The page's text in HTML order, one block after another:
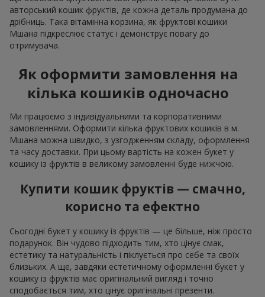
авторський кошик фруктів, де кожна деталь продумана до
дрібниць. Така вітамінна корзина, як фруктові кошики
Мшана підкреслює статус і демонструє повагу до
отримувача.
Як оформити замовлення на
кілька кошиків одночасно
Ми працюємо з індивідуальними та корпоративними
замовленнями. Оформити кілька фруктових кошиків в м.
Мшана можна швидко, з узгодженням складу, оформлення
та часу доставки. При цьому вартість на кожен букет у
кошику із фруктів в великому замовленні буде нижчою.
Купити кошик фруктів — смачно,
корисно та ефектно
Сьогодні букет у кошику із фруктів — це більше, ніж просто
подарунок. Він чудово підходить тим, хто цінує смак,
естетику та натуральність і піклується про себе та своїх
близьких. А ще, завдяки естетичному оформленні букет у
кошику із фруктів має оригінальний вигляд і точно
сподобається тим, хто цінує оригінальні презенти.